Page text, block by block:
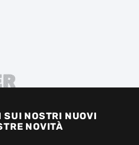
SUI NOSTRI NUOVI
NOVITÀ